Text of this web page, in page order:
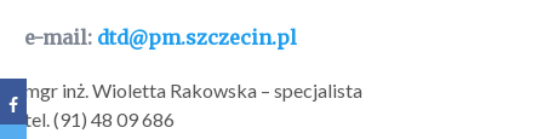
e-mail: dtd@pm.szczecin.pl
mgr inż. Wioletta Rakowska – specjalista
tel. (91) 48 09 686